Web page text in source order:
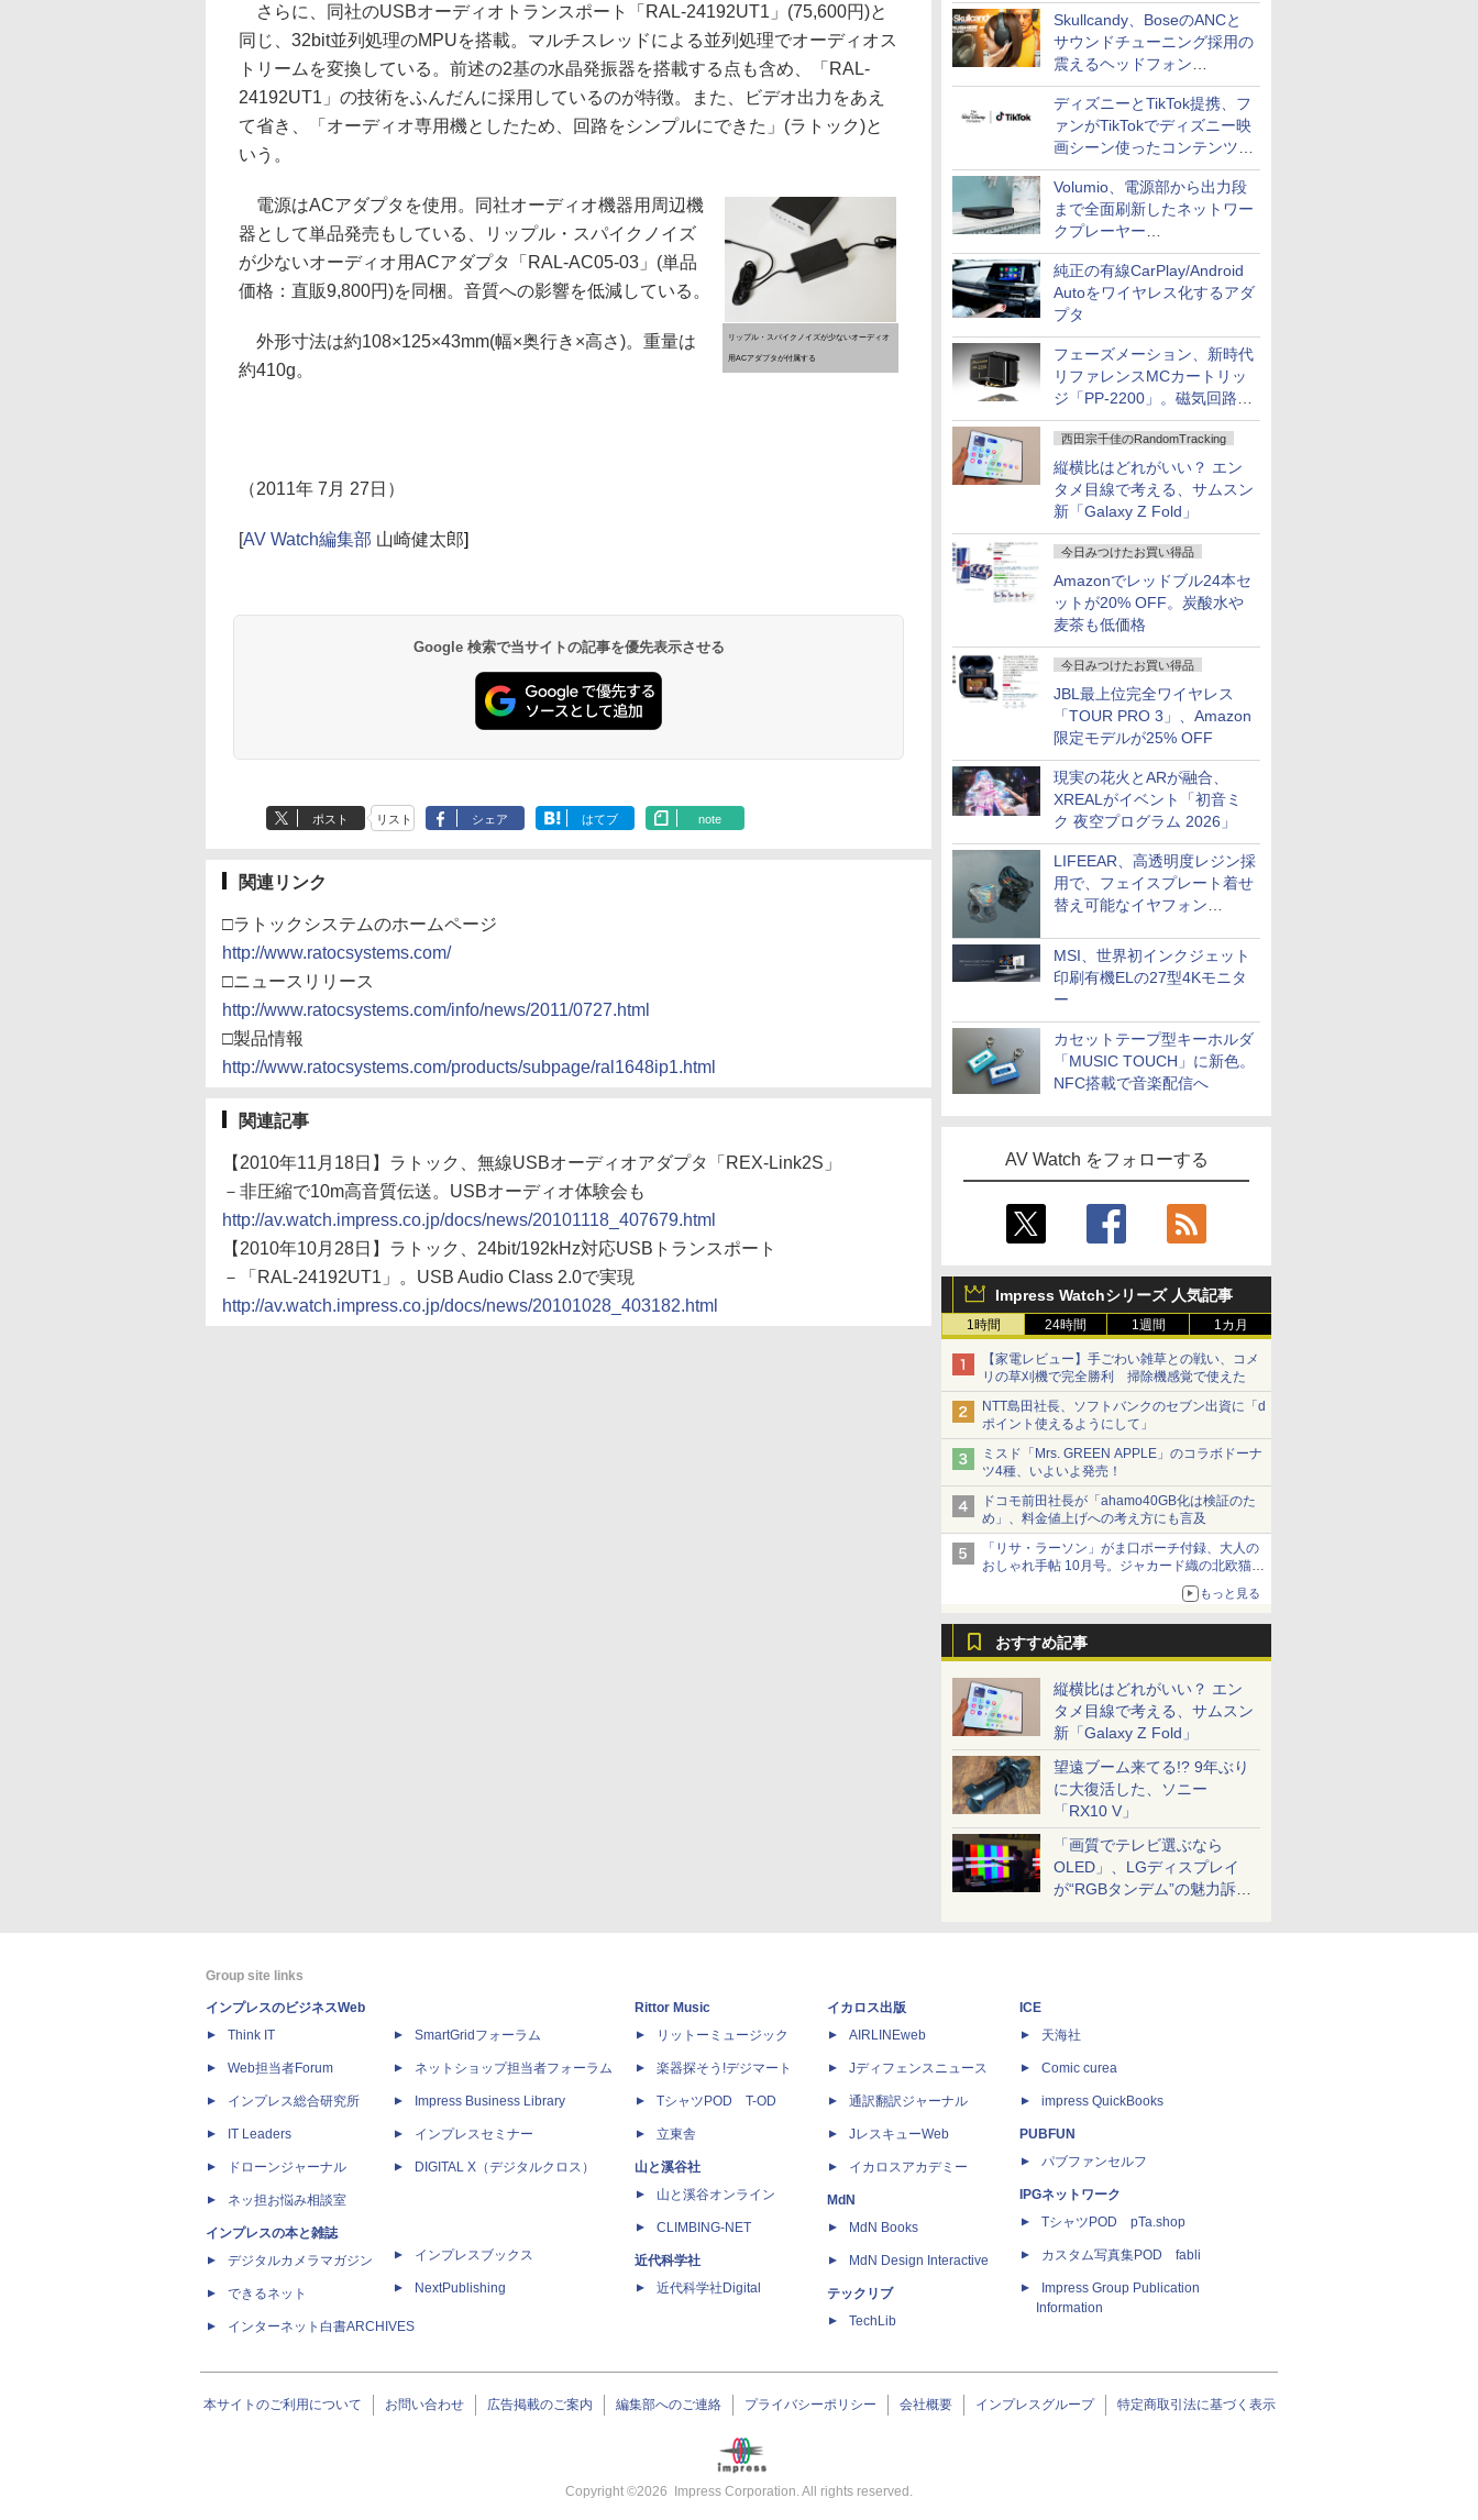
Skullcandy、BoseのANCと
サウンドチューニング採用の
震えるヘッドフォン
「Crusher 1080 ANC」
ディズニーとTikTok提携、フ
ァンがTikTokでディズニー映
画シーン使ったコンテンツ制
作、Disney+にも配信
Volumio、電源部から出力段
まで全面刷新したネットワー
クプレーヤー
「Primo（2026）」
純正の有線CarPlay/Android
Autoをワイヤレス化するアダ
プタ
フェーズメーション、新時代
リファレンスMCカートリッ
ジ「PP-2200」。磁気回路や
ハウジングを根本から見直し
西田宗千佳のRandomTracking
縦横比はどれがいい？ エン
タメ目線で考える、サムスン
新「Galaxy Z Fold」
今日みつけたお買い得品
Amazonでレッドブル24本セ
ットが20% OFF。炭酸水や
麦茶も低価格
今日みつけたお買い得品
JBL最上位完全ワイヤレス
「TOUR PRO 3」、Amazon
限定モデルが25% OFF
現実の花火とARが融合、
XREALがイベント「初音ミ
ク 夜空プログラム 2026」
LIFEEAR、高透明度レジン採
用で、フェイスプレート着せ
替え可能なイヤフォン
MSI、世界初インクジェット
印刷有機ELの27型4Kモニタ
ー
カセットテープ型キーホルダ
「MUSIC TOUCH」に新色。
NFC搭載で音楽配信へ
AV Watch をフォローする
Impress Watchシリーズ 人気記事
1時間 24時間 1週間 1カ月
【家電レビュー】手ごわい雑草との戦い、コメ
リの草刈機で完全勝利 掃除機感覚で使えた
NTT島田社長、ソフトバンクのセブン出資に「d
ポイント使えるようにして」
ミスド「Mrs. GREEN APPLE」のコラボドーナ
ツ4種、いよいよ発売！
ドコモ前田社長が「ahamo40GB化は検証のた
め」、料金値上げへの考え方にも言及
「リサ・ラーソン」がま口ポーチ付録、大人の
おしゃれ手帖 10月号。ジャカード織の北欧猫デ
もっと見る
おすすめ記事
縦横比はどれがいい？ エン
タメ目線で考える、サムスン
新「Galaxy Z Fold」
望遠ブーム来てる!? 9年ぶり
に大復活した、ソニー
「RX10 V」
「画質でテレビ選ぶなら
OLED」、LGディスプレイ
が“RGBタンデム”の魅力訴
さらに、同社のUSBオーディオトランスポート「RAL-24192UT1」(75,600円)と
同じ、32bit並列処理のMPUを搭載。マルチスレッドによる並列処理でオーディオス
トリームを変換している。前述の2基の水晶発振器を搭載する点も含め、「RAL-
24192UT1」の技術をふんだんに採用しているのが特徴。また、ビデオ出力をあえ
て省き、「オーディオ専用機としたため、回路をシンプルにできた」(ラトック)と
いう。
リップル・スパイクノイズが少ないオーディオ
用ACアダプタが付属する
電源はACアダプタを使用。同社オーディオ機器用周辺機
器として単品発売もしている、リップル・スパイクノイズ
が少ないオーディオ用ACアダプタ「RAL-AC05-03」(単品
価格：直販9,800円)を同梱。音質への影響を低減している。
外形寸法は約108×125×43mm(幅×奥行き×高さ)。重量は
約410g。
（2011年 7月 27日）
[AV Watch編集部 山崎健太郎]
Google 検索で当サイトの記事を優先表示させる
ポスト リスト シェア はてブ note
関連リンク
□ラトックシステムのホームページ
http://www.ratocsystems.com/
□ニュースリリース
http://www.ratocsystems.com/info/news/2011/0727.html
□製品情報
http://www.ratocsystems.com/products/subpage/ral1648ip1.html
関連記事
【2010年11月18日】ラトック、無線USBオーディオアダプタ「REX-Link2S」
－非圧縮で10m高音質伝送。USBオーディオ体験会も
http://av.watch.impress.co.jp/docs/news/20101118_407679.html
【2010年10月28日】ラトック、24bit/192kHz対応USBトランスポート
－「RAL-24192UT1」。USB Audio Class 2.0で実現
http://av.watch.impress.co.jp/docs/news/20101028_403182.html
Group site links
インプレスのビジネスWeb
Think IT
Web担当者Forum
インプレス総合研究所
IT Leaders
ドローンジャーナル
ネッ担お悩み相談室
インプレスの本と雑誌
デジタルカメラマガジン
できるネット
インターネット白書ARCHIVES
SmartGridフォーラム
ネットショップ担当者フォーラム
Impress Business Library
インプレスセミナー
DIGITAL X（デジタルクロス）
インプレスブックス
NextPublishing
Rittor Music
リットーミュージック
楽器探そう!デジマート
TシャツPOD T-OD
立東舎
山と溪谷社
山と溪谷オンライン
CLIMBING-NET
近代科学社
近代科学社Digital
イカロス出版
AIRLINEweb
Jディフェンスニュース
通訳翻訳ジャーナル
JレスキューWeb
イカロスアカデミー
MdN
MdN Books
MdN Design Interactive
テックリブ
TechLib
ICE
天海社
Comic curea
impress QuickBooks
PUBFUN
パブファンセルフ
IPGネットワーク
TシャツPOD pTa.shop
カスタム写真集POD fabli
Impress Group Publication
Information
本サイトのご利用について お問い合わせ 広告掲載のご案内 編集部へのご連絡 プライバシーポリシー 会社概要 インプレスグループ 特定商取引法に基づく表示
Copyright ©2026 Impress Corporation. All rights reserved.